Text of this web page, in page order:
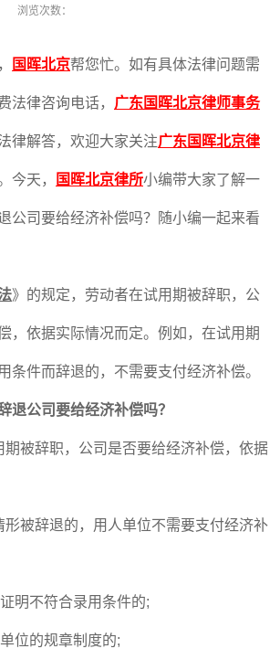
浏览次数：
国晖北京帮您忙。如有具体法律问题需
法律咨询电话， 广东国晖北京律师事务
律解答，欢迎大家关注广东国晖北京律
今天， 国晖北京律所小编带大家了解一
公司要给经济补偿吗？ 随小编一起来看
》的规定，劳动者在试用期被辞职，公
，依据实际情况而定。例如，在试用期
条件而辞退的，不需要支付经济补偿。
退公司要给经济补偿吗？
被辞职，公司是否要给经济补偿，依据
被辞退的，用人单位不需要支付经济补
明不符合录用条件的;
位的规章制度的;